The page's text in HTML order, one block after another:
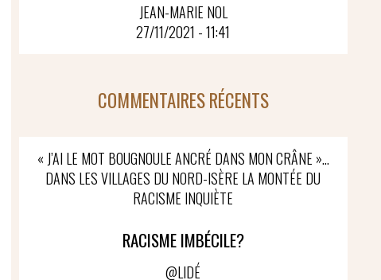
JEAN-MARIE NOL
27/11/2021 - 11:41
COMMENTAIRES RÉCENTS
« J’AI LE MOT BOUGNOULE ANCRÉ DANS MON CRÂNE »…
DANS LES VILLAGES DU NORD-ISÈRE LA MONTÉE DU
RACISME INQUIÈTE
RACISME IMBÉCILE?
@LIDÉ